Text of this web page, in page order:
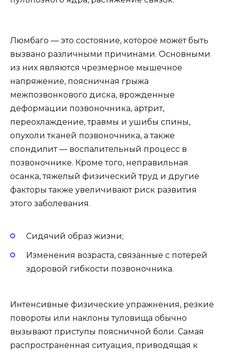
Люмбаго — это состояние, которое может быть
вызвано различными причинами. Основными
из них являются чрезмерное мышечное
напряжение, поясничная грыжа
межпозвонкового диска, врожденные
деформации позвоночника, артрит,
переохлаждение, травмы и ушибы спины,
опухоли тканей позвоночника, а также
спондилит — воспалительный процесс в
позвоночнике. Кроме того, неправильная
осанка, тяжелый физический труд и другие
факторы также увеличивают риск развития
этого заболевания.
Сидячий образ жизни;
Изменения возраста, связанные с потерей
здоровой гибкости позвоночника.
Интенсивные физические упражнения, резкие
повороты или наклоны туловища обычно
вызывают приступы поясничной боли. Самая
распространенная ситуация, приводящая к